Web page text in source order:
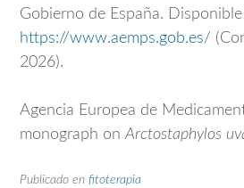
Gobierno de España. Disponible
https://www.aemps.gob.es/
2026).
Agencia Europea de
monograph onArctostaphylos
Publicado en fitoterapia